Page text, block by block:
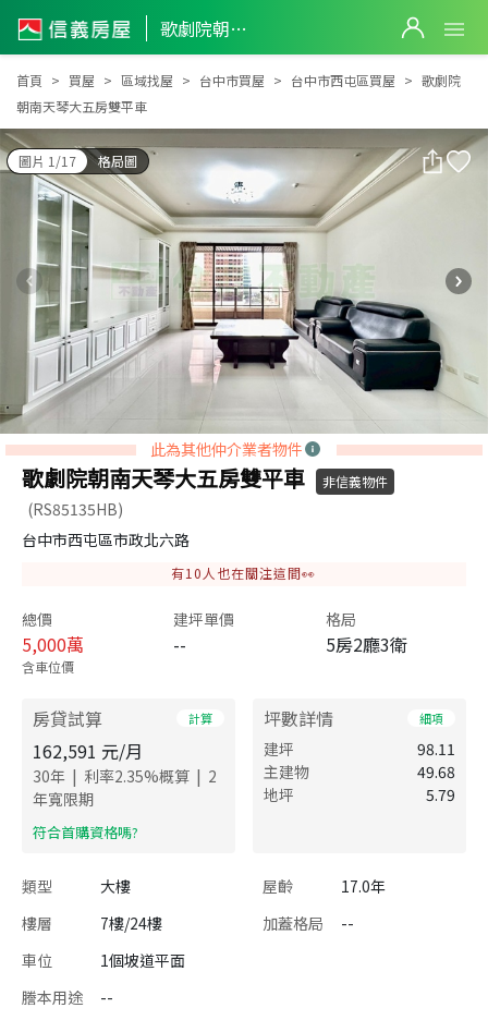
歌劇院朝南天琴大五房雙平車
歌劇院朝南天琴大五房雙平車
首頁 買屋 區域找屋 台中市買屋 台中市西屯區買屋
歌劇院
朝南天琴大五房雙平車
圖片 1/17 格局圖
此為其他仲介業者物件
歌劇院朝南天琴大五房雙平車 非信義物件
(RS85135HB)
台中市西屯區市政北六路
有10 人也在關注這間👀
總價
5,000萬
含車位價
建坪單價
--
格局
5房2廳3衛
房貸試算 計算
162,591 元/月
30年 | 利率2.35%概算 | 2
年寬限期
​符合首購資格嗎?
坪數詳情 細項
建坪
98.11
主建物
49.68
地坪
5.79
類型 大樓 屋齡
17.0年
樓層
7樓/24樓 加蓋格局
--
車位
1個坡道平面
謄本用途
--